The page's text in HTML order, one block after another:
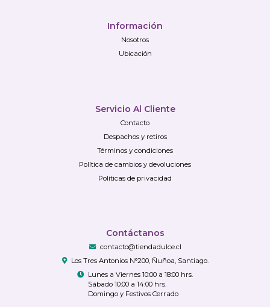
Información
Nosotros
Ubicación
Servicio Al Cliente
Contacto
Despachos y retiros
Términos y condiciones
Política de cambios y devoluciones
Políticas de privacidad
Contáctanos
contacto@tiendadulce.cl
Los Tres Antonios N°200, Ñuñoa, Santiago.
Lunes a Viernes 10:00 a 18:00 hrs.
Sábado 10:00 a 14:00 hrs.
Domingo y Festivos Cerrado